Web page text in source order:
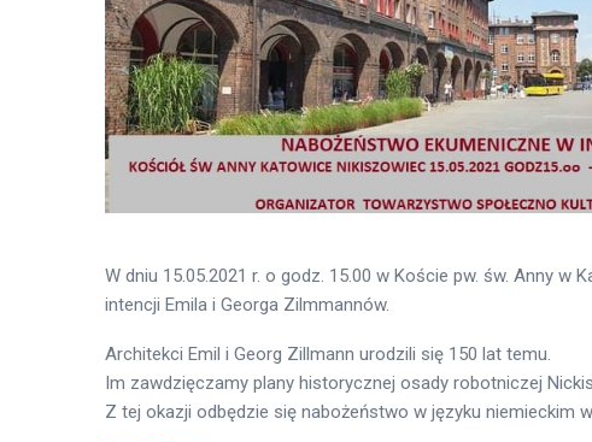
W dniu 15.05.2021 r. o godz. 15.00 w Koście pw. św. Anny
intencji Emila i Georga Zilmmannów.
Architekci Emil i Georg Zillmann urodzili się 150 lat temu.
Im zawdzięczamy plany historycznej osady robotniczej
Z tej okazji odbędzie się nabożeństwo w języku niemieckim